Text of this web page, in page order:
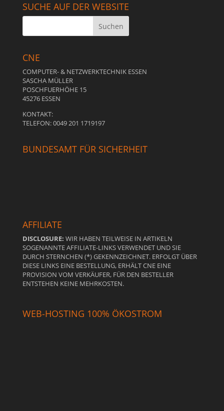
SUCHE AUF DER WEBSITE
CNE
COMPUTER- & NETZWERKTECHNIK ESSEN
SASCHA MÜLLER
POSCHFUERHÖHE 15
45276 ESSEN
KONTAKT:
TELEFON: 0049 201 1719197
BUNDESAMT FÜR SICHERHEIT
AFFILIATE
DISCLOSURE: WIR HABEN TEILWEISE IN ARTIKELN
SOGENANNTE AFFILIATE-LINKS VERWENDET UND SIE
DURCH STERNCHEN (*) GEKENNZEICHNET. ERFOLGT ÜBER
DIESE LINKS EINE BESTELLUNG, ERHÄLT CNE EINE
PROVISION VOM VERKÄUFER, FÜR DEN BESTELLER
ENTSTEHEN KEINE MEHRKOSTEN.
WEB-HOSTING 100% ÖKOSTROM